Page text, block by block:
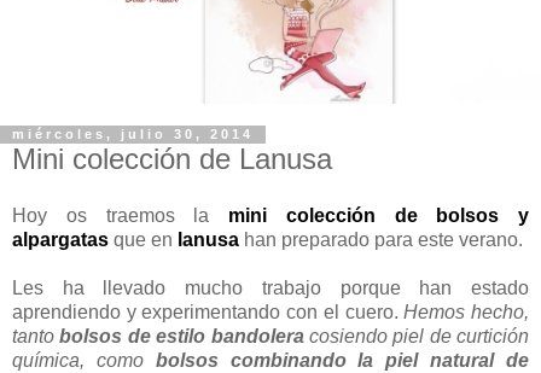
miércoles, julio 30, 2014
Mini colección de Lanusa
Hoy os traemos la mini colección de bolsos y
alpargatas que en lanusa han preparado para este verano.
Les ha llevado mucho trabajo porque han estado
aprendiendo y experimentando con el cuero.Hemos hecho,
tantobolsos de estilo bandolera cosiendo piel de curtición
química, como bolsos combinando la piel natural de